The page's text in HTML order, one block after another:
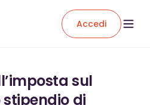
Accedi
sul
di